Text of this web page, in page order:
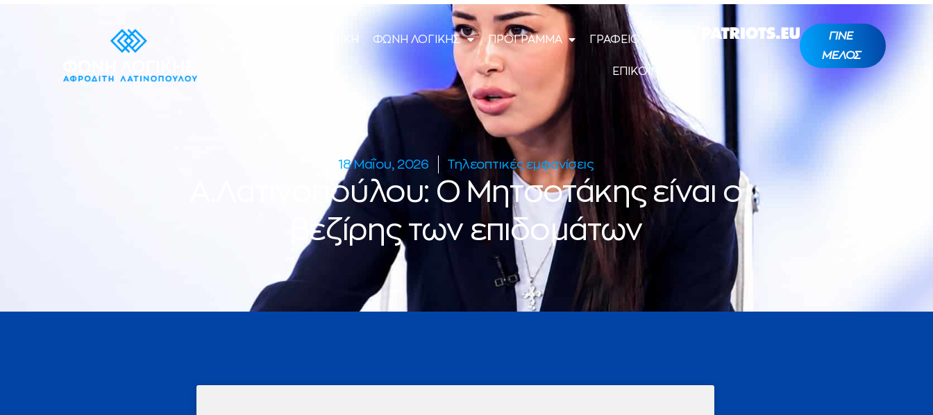
ΦΩΝΗ ΛΟΓΙΚΗΣ ΠΡΟΓΡΑΜΜΑ ΓΡΑΦΕΙΟ ΤΥΠΟΥ
ΕΠΙΚΟΙΝΩΝΙΑ
ΓΙΝΕ
ΜΕΛΟΣ
18 Μαΐου, 2026 Τηλεοπτικές εμφανίσεις
Α.Λατινοπούλου: Ο Μητσοτάκης είναι ο
βεζίρης των επιδομάτων